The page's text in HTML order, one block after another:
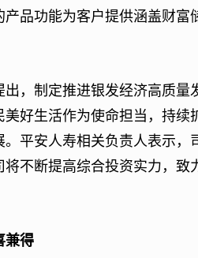
产品功能为客户提供涵盖财
，制定推进银发经济高质量
好生活作为使命担当，持续
平安人寿相关负责人表示，
不断提高综合投资实力，致
兼得